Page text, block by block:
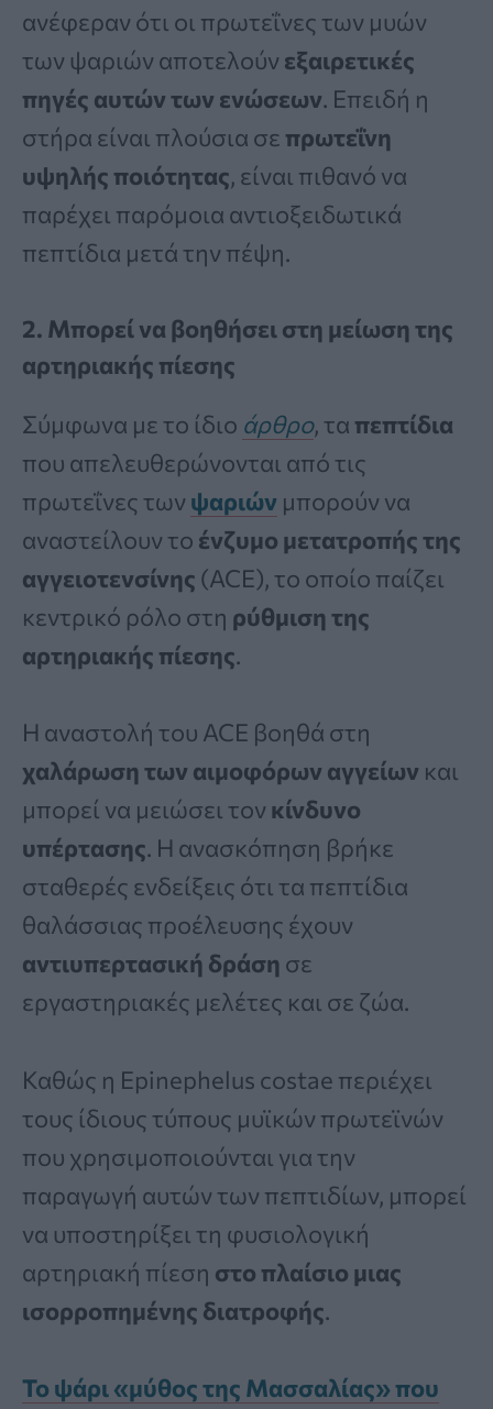
ανέφεραν ότι οι πρωτεΐνες των μυών
των ψαριών αποτελούν εξαιρετικές
πηγές αυτών των ενώσεων. Επειδή η
στήρα είναι πλούσια σε πρωτεΐνη
υψηλής ποιότητας, είναι πιθανό να
παρέχει παρόμοια αντιοξειδωτικά
πεπτίδια μετά την πέψη.
2. Μπορεί να βοηθήσει στη μείωση της
αρτηριακής πίεσης
Σύμφωνα με το ίδιο άρθρο, τα πεπτίδια
που απελευθερώνονται από τις
πρωτεΐνες των ψαριών μπορούν να
αναστείλουν το ένζυμο μετατροπής της
αγγειοτενσίνης (ACE), το οποίο παίζει
κεντρικό ρόλο στη ρύθμιση της
αρτηριακής πίεσης.
Η αναστολή του ACE βοηθά στη
χαλάρωση των αιμοφόρων αγγείων και
μπορεί να μειώσει τον κίνδυνο
υπέρτασης. Η ανασκόπηση βρήκε
σταθερές ενδείξεις ότι τα πεπτίδια
θαλάσσιας προέλευσης έχουν
αντιυπερτασική δράση σε
εργαστηριακές μελέτες και σε ζώα.
Καθώς η Epinephelus costae περιέχει
τους ίδιους τύπους μυϊκών πρωτεϊνών
που χρησιμοποιούνται για την
παραγωγή αυτών των πεπτιδίων, μπορεί
να υποστηρίξει τη φυσιολογική
αρτηριακή πίεση στο πλαίσιο μιας
ισορροπημένης διατροφής.
Το ψάρι «μύθος της Μασσαλίας» που